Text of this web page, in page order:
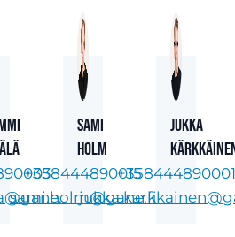
Sami
Holm
+358444890015
sami.holm@gane.fi
Jukka
+358444890001